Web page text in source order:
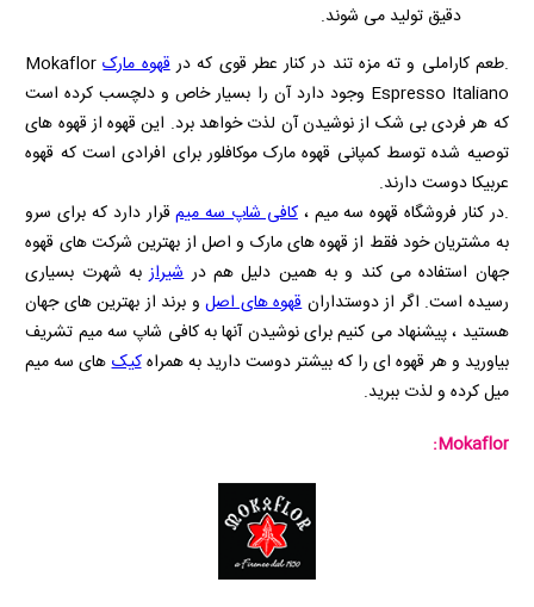
دقیق تولید می‌ شوند.
.طعم کاراملی و ته مزه تند در کنار عطر قوی که درقهوه مارک Mokaflor
Espresso Italiano وجود دارد آن را بسیار خاص و دلچسب کرده است
که هر فردی بی شک از نوشیدن آن لذت خواهد برد. این قهوه از قهوه های
توصیه شده توسط کمپانی قهوه مارک موکافلور برای افرادی است که قهوه
عربیکا دوست دارند.
.در کنار فروشگاه قهوه سه میم ،کافی شاپ سه میمقرار دارد که برای سرو
به مشتریان خود فقط از قهوه های مارک و اصل از بهترین شرکت های قهوه
جهان استفاده می کند و به همین دلیل هم درشیرازبه شهرت بسیاری
رسیده است. اگر از دوستدارانقهوه های اصلو برند از بهترین های جهان
هستید ، پیشنهاد می کنیم برای نوشیدن آنها به کافی شاپ سه میم تشریف
بیاورید و هر قهوه ای را که بیشتر دوست دارید به همراهکیکهای سه میم
میل کرده و لذت ببرید.
Mokaflor
: